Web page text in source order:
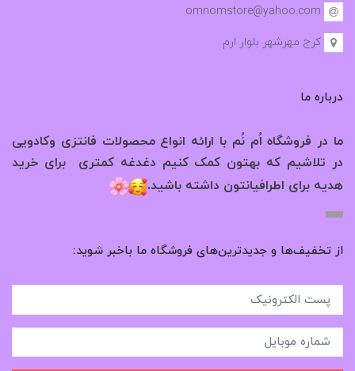
omnomstore@yahoo.com
کرج مهرشهر بلوار ارم
درباره ما
ما در فروشگاه اُم نُم با ارائه انواع محصولات فانتزی وکادویی
در تلاشیم که بهتون کمک کنیم دغدغه کمتری برای خرید
هدیه برای اطرافیانتون داشته باشید.
از تخفیف‌ها و جدیدترین‌های فروشگاه ما باخبر شوید: